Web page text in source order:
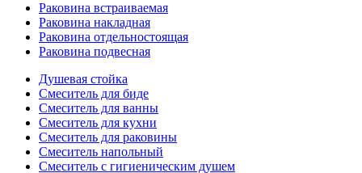
Раковина встраиваемая
Раковина накладная
Раковина отдельностоящая
Раковина подвесная
Душевая стойка
Смеситель для биде
Смеситель для ванны
Смеситель для кухни
Смеситель для раковины
Смеситель напольный
Смеситель с гигиеническим душем